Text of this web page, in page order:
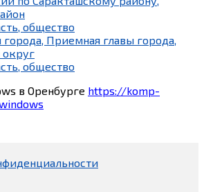
общество
Приемная главы города,
общество
в Оренбурге https://komp-